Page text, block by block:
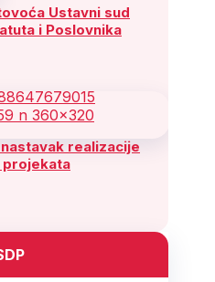
Ustavni sud
i Poslovnika
realizacije